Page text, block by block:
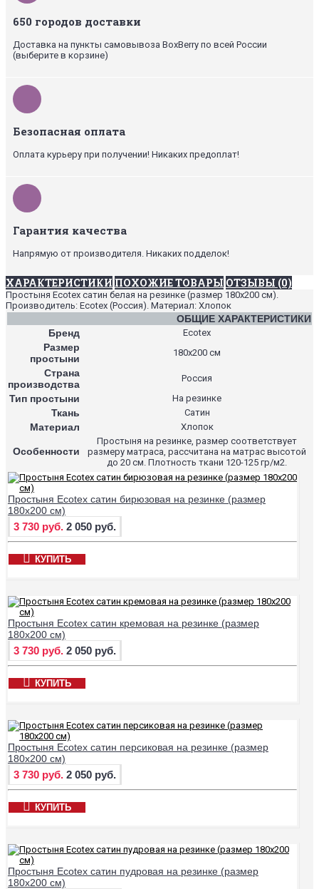
650 городов доставки
Доставка на пункты самовывоза BoxBerry по всей России
(выберите в корзине)
Безопасная оплата
Оплата курьеру при получении! Никаких предоплат!
Гарантия качества
Напрямую от производителя. Никаких подделок!
ХАРАКТЕРИСТИКИ ПОХОЖИЕ ТОВАРЫ ОТЗЫВЫ (0)
Простыня Ecotex сатин белая на резинке (размер 180х200 см).
Производитель: Ecotex (Россия). Материал: Хлопок
ОБЩИЕ ХАРАКТЕРИСТИКИ
Бренд
Ecotex
Размер
простыни
180х200 см
Страна
производства
Россия
Тип простыни На резинке
Ткань Сатин
Материал Хлопок
Особенности
Простыня на резинке, размер соответствует
размеру матраса, рассчитана на матрас высотой
до 20 см. Плотность ткани 120-125 гр/м2.
Простыня Ecotex сатин бирюзовая на резинке (размер
180х200 см)
3 730 руб. 2 050 руб.
КУПИТЬ
Простыня Ecotex сатин кремовая на резинке (размер
180х200 см)
3 730 руб. 2 050 руб.
КУПИТЬ
Простыня Ecotex сатин персиковая на резинке (размер
180х200 см)
3 730 руб. 2 050 руб.
КУПИТЬ
Простыня Ecotex сатин пудровая на резинке (размер
180х200 см)